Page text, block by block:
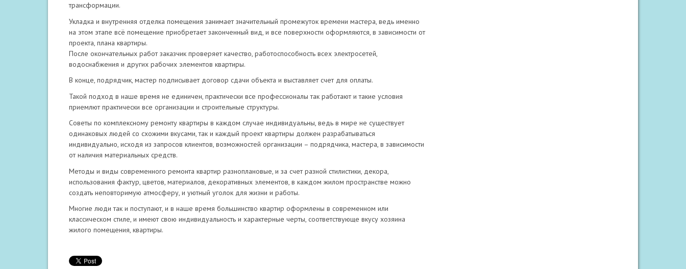
трансформации.
Укладка и внутренняя отделка помещения занимает значительный промежуток времени мастера, ведь именно
на этом этапе всё помещение приобретает законченный вид, и все поверхности оформляются, в зависимости от
проекта, плана квартиры.
После окончательных работ заказчик проверяет качество, работоспособность всех электросетей,
водоснабжения и других рабочих элементов квартиры.
В конце, подрядчик, мастер подписывает договор сдачи объекта и выставляет счет для оплаты.
Такой подход в наше время не единичен, практически все профессионалы так работают и такие условия
приемлют практически все организации и строительные структуры.
Советы по комплексному ремонту квартиры в каждом случае индивидуальны, ведь в мире не существует
одинаковых людей со схожими вкусами, так и каждый проект квартиры должен разрабатываться
индивидуально, исходя из запросов клиентов, возможностей организации – подрядчика, мастера, в зависимости
от наличия материальных средств.
Методы и виды современного ремонта квартир разноплановые, и за счет разной стилистики, декора,
использования фактур, цветов, материалов, декоративных элементов, в каждом жилом пространстве можно
создать неповторимую атмосферу, и уютный уголок для жизни и работы.
Многие люди так и поступают, и в наше время большинство квартир оформлены в современном или
классическом стиле, и имеют свою индивидуальность и характерные черты, соответствующе вкусу хозяина
жилого помещения, квартиры.